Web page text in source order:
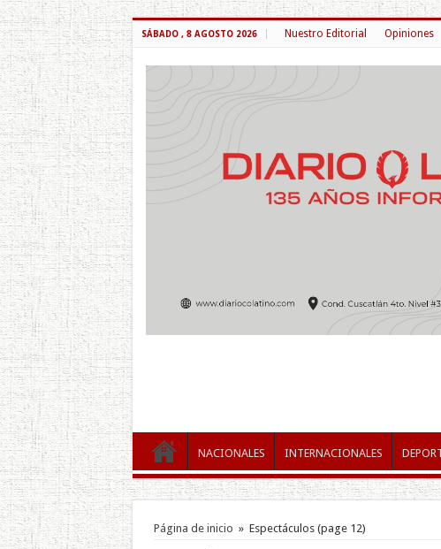
SÁBADO , 8 AGOSTO 2026 Nuestro Editorial Opiniones
NACIONALES INTERNACIONALES
Página de inicio » Espectáculos(page 12)